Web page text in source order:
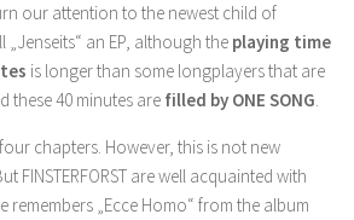
our attention to the newest child of
„Jenseits“ an EP, although the playing time
is longer than some longplayers that are
these 40 minutes are filled by ONE SONG.
chapters. However, this is not new
FINSTERFORST are well acquainted with
„Ecce Homo“ from the album